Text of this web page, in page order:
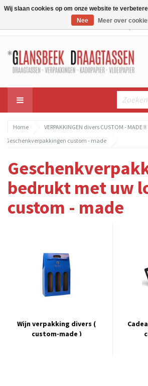
Home
VERPAKKINGEN divers CUSTOM - MADE !!
Geschenkverpakkingen custom - made
bedrukt met uw
custom - made
Wijn verpakking divers (
custom-made )
Wij slaan cookies op om onze website te
Nee
Meer over